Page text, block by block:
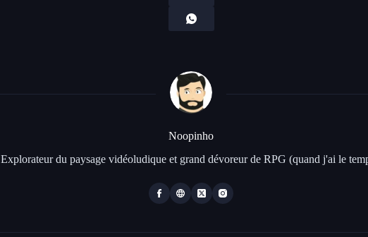
Noopinho
Explorateur du paysage vidéoludique et grand dévoreur de RPG (quand j'ai le